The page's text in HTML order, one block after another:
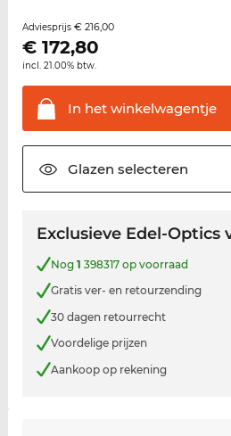
Adviesprijs € 216,00
€ 172,80
incl. 21.00% btw.
In hetwinkelwagentje
Glazen selecteren
Exclusieve Edel-Optics
Nog 1 398317 op voorraad
Gratis ver- en retourzending
30 dagen retourrecht
Voordelige prijzen
Aankoop op rekening